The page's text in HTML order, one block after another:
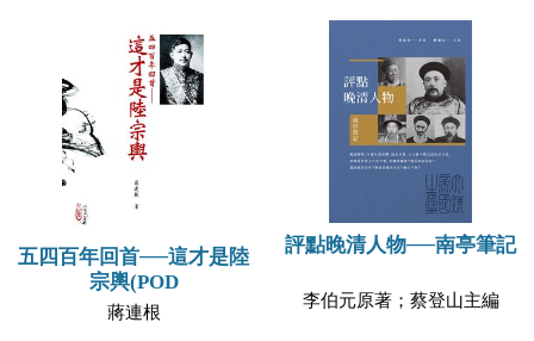
五四百年回首──這才是陸
宗輿(POD
蔣連根
評點晚清人物──南亭筆記
李伯元原著；蔡登山主編